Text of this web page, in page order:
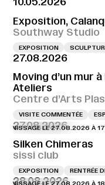
Exposition,
Southway Studio
EXPOSITION
27.08.2026
Moving d’un mur
Ateliers
Centre d’Arts
VISITE COMMENTÉE
27.08.2026
LE 27.08.2026 À 17H
Silken Chimeras
sissi club
EXPOSITION RENTRÉE
28.08.2026